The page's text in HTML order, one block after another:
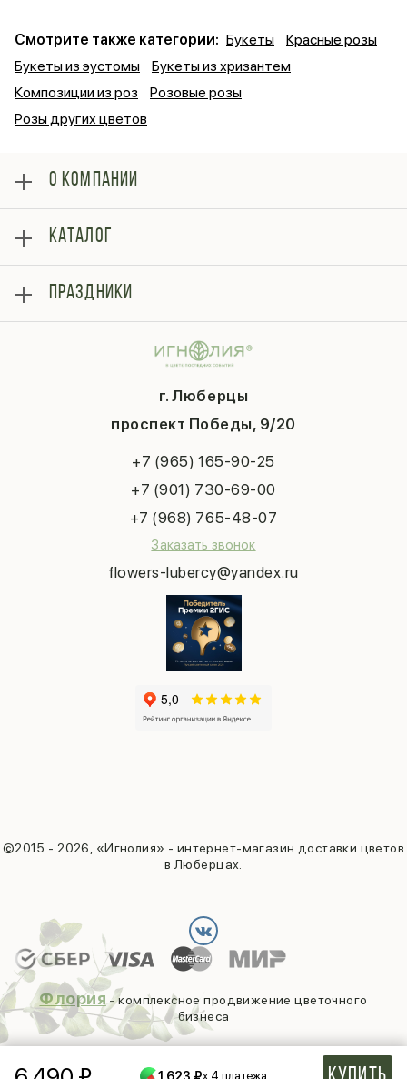
x 4 платежа
Смотрите также категории: Букеты
Красные розы
Букеты из эустомы
Букеты из хризантем
Композиции из роз
Розовые розы
Розы других цветов
г. Люберцы
проспект Победы, 9/20
+7 (965) 165-90-25
+7 (901) 730-69-00
+7 (968) 765-48-07
Заказать звонок
flowers-lubercy@yandex.ru
©2015 - 2026, «Игнолия» - интернет-магазин доставки цветов
в Люберцах.
О КОМПАНИИ
Оплата
Отзывы
Блог
Гарантии
Контакты
Публичная оферта
КАТАЛОГ
Букеты
Композиции
ПРАЗДНИКИ
Последний звонок
Флория - комплексное продвижение цветочного
бизнеса